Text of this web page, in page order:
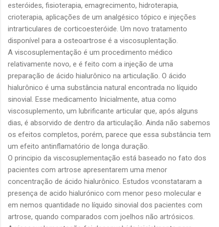
esteróides, fisioterapia, emagrecimento, hidroterapia,
crioterapia, aplicações de um analgésico tópico e injeções
intrarticulares de corticoesteróide. Um novo tratamento
disponível para a osteoartrose é a viscosuplentação.
A viscosuplementação é um procedimento médico
relativamente novo, e é feito com a injeção de uma
preparação de ácido hialurônico na articulação. O ácido
hialurônico é uma substância natural encontrada no líquido
sinovial. Esse medicamento Inicialmente, atua como
viscosuplemento, um lubrificante articular que, após alguns
dias, é absorvido de dentro da articulação. Ainda não sabemos
os efeitos completos, porém, parece que essa substância tem
um efeito antinflamatório de longa duração.
O principio da viscosuplementação está baseado no fato dos
pacientes com artrose apresentarem uma menor
concentração de ácido hialurônico. Estudos vconstataram a
presença de acido hialurónico com menor peso molecular e
em nemos quantidade no líquido sinovial dos pacientes com
artrose, quando comparados com joelhos não artrósicos.